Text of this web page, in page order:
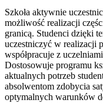
Szkoła aktywnie
możliwość realizacji
granicą. Studenci dzięki
uczestniczyć w realizacji
współpracuje z
Dostosowuje programu
aktualnych potrzeb
absolwentom zdobycia
optymalnych warunków